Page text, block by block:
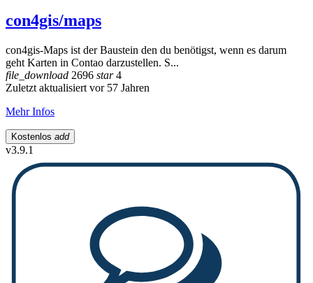
con4gis/maps
con4gis-Maps ist der Baustein den du benötigst, wenn es darum
geht Karten in Contao darzustellen. S...
file_download 2696 star4
Zuletzt aktualisiert vor 57 Jahren
Mehr Infos
Kostenlos add
v3.9.1